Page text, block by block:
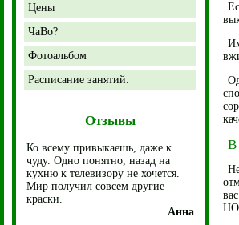
Цены
ЧаВо?
Фотоальбом
Расписание занятий.
Отзывы
Ко всему привыкаешь, даже к
чуду. Одно понятно, назад на
кухню к телевизору не хочется.
Мир получил совсем другие
краски.
Анна
В
НО